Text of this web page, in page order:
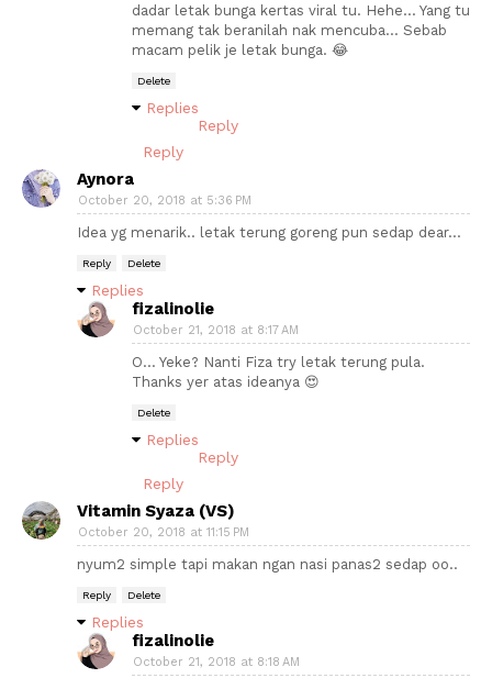
dadar letak bunga kertas viral tu. Hehe... Yang tu
memang tak beranilah nak mencuba... Sebab
macam pelik je letak bunga. 😂
Delete
Replies
Reply
Reply
Aynora
October 20, 2018 at 5:36 PM
Idea yg menarik.. letak terung goreng pun sedap dear...
Reply Delete
Replies
fizalinolie
October 21, 2018 at 8:17 AM
O... Yeke? Nanti Fiza try letak terung pula.
Thanks yer atas ideanya 😍
Delete
Replies
Reply
Reply
Vitamin Syaza (VS)
October 20, 2018 at 11:15 PM
nyum2 simple tapi makan ngan nasi panas2 sedap oo..
Reply Delete
Replies
fizalinolie
October 21, 2018 at 8:18 AM